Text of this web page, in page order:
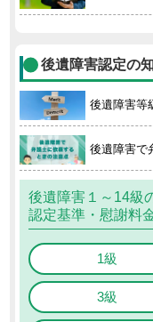
後遺障害認定の
後遺障害等
後遺障害で
後遺障害１～14級
認定基準・慰謝料
1級
3級